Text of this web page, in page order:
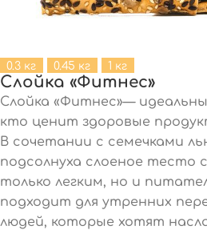
0.3 кг 0.45 кг 1 кг
Слойка «Фитнес»
Слойка «Фитнес»—
кто ценит здоровые
В сочетании с семечками
подсолнуха слоеное тесто
только легким, но и
подходит для утренних
людей, которые хотят